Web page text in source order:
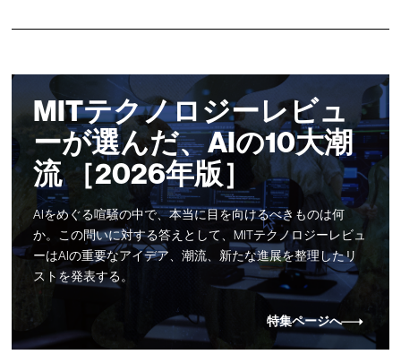
MITテクノロジーレビュ
ーが選んだ、AIの10大潮
流 ［2026年版］
AIをめぐる喧騒の中で、本当に目を向けるべきものは何
か。この問いに対する答えとして、MITテクノロジーレビュ
ーはAIの重要なアイデア、潮流、新たな進展を整理したリ
ストを発表する。
特集ページへ